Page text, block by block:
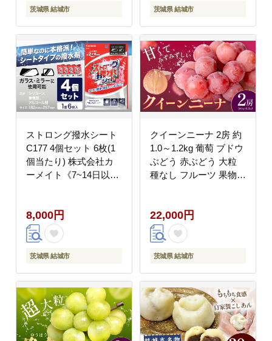
度 安全 安心 簡単 装着
品 帰省 仕事 グリップ
性能 柔軟 高性能 国内
生産 高耐久 【配送不可
地域あり】(沖縄・離
島)---yuki_kmt_22_1s---
茨城県 結城市
り】---yuki_jan1_1_5p--
茨城県 結城市
ストロング撥水シート
C177 4個セット 6枚(1
個当たり) 株式会社カ
ーメイト《7~14日以内
カー用品 コーティング
剤 窓・ミラー用 シート
タイプ 撥水シート【配
送不可地域あり】(沖
yuki_kmt_48_4p---
8,000円
茨城県 結城市
クイーンニーナ 2房 約
1.0～1.2kg 葡萄 ブドウ
ぶどう 赤ぶどう 大粒
種なし フルーツ 果物
城県 結城市 《8月下
旬-9月下旬頃出荷予
定》 會澤ぶどう・キウ
イフルーツ園 【配送不
yuki_aizw_12_2p---
22,000円
茨城県 結城市